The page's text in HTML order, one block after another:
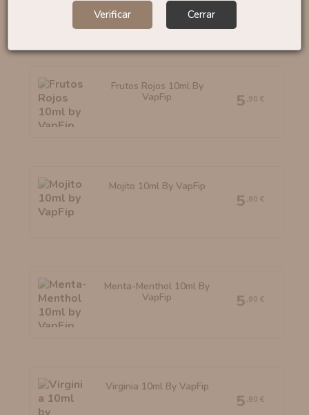
Verificar Cerrar
Frutos Rojos 10ml By
VapFip
5 ,90 €
Mojito 10ml By VapFip
5 ,90 €
Menta-Menthol 10ml By
VapFip
5 ,90 €
Virginia 10ml By VapFip
5 ,90 €